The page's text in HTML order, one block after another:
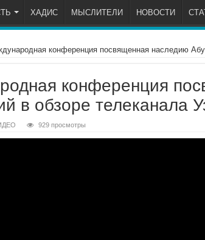
ХАДИС МЫСЛИТЕЛИ НОВОСТИ
конференция посвященная наследию
конференция
в обзоре телеканала
929 просмотры